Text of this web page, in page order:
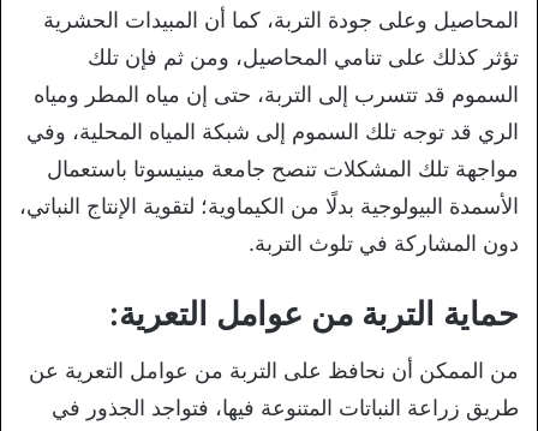
المحاصيل وعلى جودة التربة، كما أن المبيدات الحشرية
تؤثر كذلك على تنامي المحاصيل، ومن ثم فإن تلك
السموم قد تتسرب إلى التربة، حتى إن مياه المطر ومياه
الري قد توجه تلك السموم إلى شبكة المياه المحلية، وفي
مواجهة تلك المشكلات تنصح جامعة مينيسوتا باستعمال
الأسمدة البيولوجية بدلًا من الكيماوية؛ لتقوية الإنتاج النباتي،
دون المشاركة في تلوث التربة.
حماية التربة من عوامل التعرية:
من الممكن أن نحافظ على التربة من عوامل التعرية عن
طريق زراعة النباتات المتنوعة فيها، فتواجد الجذور في